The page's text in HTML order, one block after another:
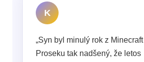
K
„Syn byl minulý rok z
Proseku tak nadšený, že letos